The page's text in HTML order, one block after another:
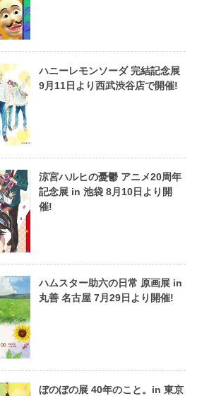
ハニーレモンソーダ 完結記念展
9月11日より西武渋谷店で開催!
涼宮ハルヒの憂鬱 アニメ20周年
記念展 in 池袋 8月10日より開
催!
ハムスター助六の日常 原画展 in
丸善 名古屋 7月29日より開催!
ぼのぼの展 40年のこと。in 東京